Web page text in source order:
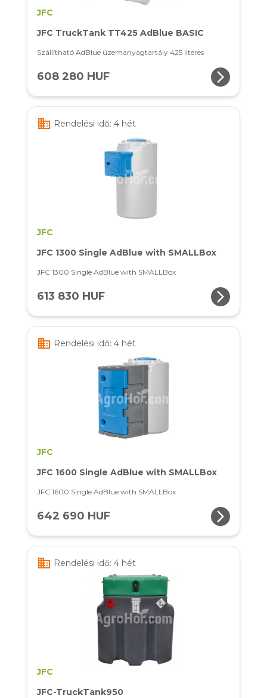
JFC
JFC TruckTank TT425 AdBlue BASIC
Szállítható AdBlue üzemanyagtartály 425 literes
608 280 HUF arrow_forward_ios
business Rendelési idő: 4 hét
JFC
JFC 1300 Single AdBlue with SMALLBox
JFC 1300 Single AdBlue with SMALLBox
613 830 HUF arrow_forward_ios
business Rendelési idő: 4 hét
JFC
JFC 1600 Single AdBlue with SMALLBox
JFC 1600 Single AdBlue with SMALLBox
642 690 HUF arrow_forward_ios
business Rendelési idő: 4 hét
JFC
JFC-TruckTank950